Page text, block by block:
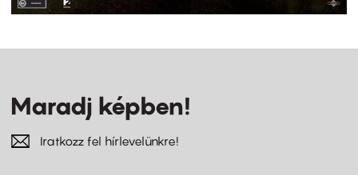
Maradj képben!
Iratkozz fel hírlevelünkre!